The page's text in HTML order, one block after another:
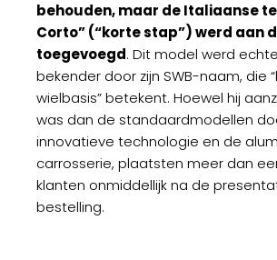
behouden, maar de Italiaanse
Corto” (“korte stap”) werd aan
toegevoegd. Dit model werd
bekender door zijn SWB-naam, die
wielbasis” betekent. Hoewel hij
was dan de standaardmodellen
innovatieve technologie en de
carrosserie, plaatsten meer dan
klanten onmiddellijk na de
bestelling.